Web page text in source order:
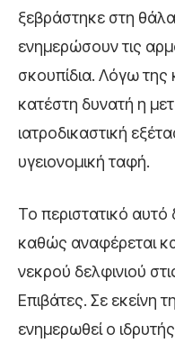
ξεβράστηκε στη
ενημερώσουν τις
σκουπίδια. Λόγω
κατέστη δυνατή η
ιατροδικαστική
υγειονομική ταφή.
Το περιστατικό αυτό
καθώς αναφέρεται
νεκρού δελφινιού
Επιβάτες. Σε εκείνη
ενημερωθεί ο